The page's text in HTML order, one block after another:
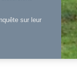
sur leur